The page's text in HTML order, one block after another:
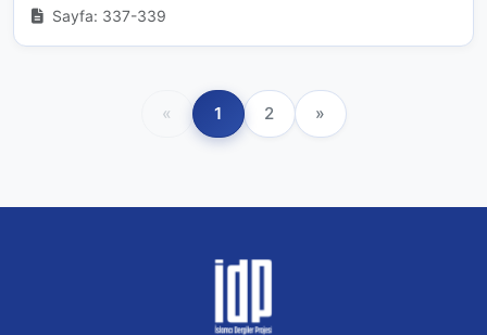
Sayfa: 337-339
« 1 2 »